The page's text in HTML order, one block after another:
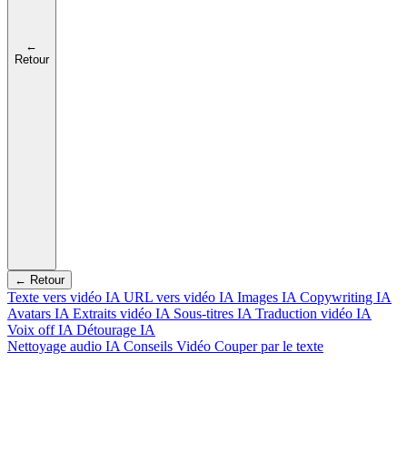
←
Retour
← Retour
Texte vers vidéo IA URL vers vidéo IA Images IA Copywriting IA
Avatars IA Extraits vidéo IA Sous-titres IA Traduction vidéo IA
Voix off IA Détourage IA
Nettoyage audio IA Conseils Vidéo Couper par le texte